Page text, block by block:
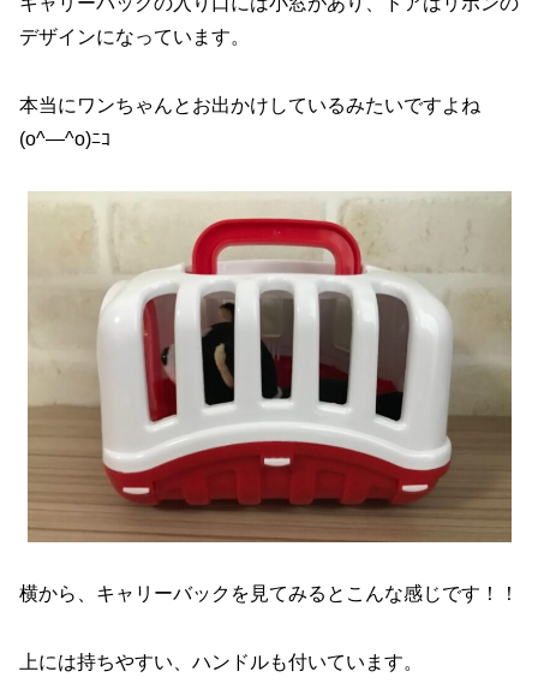
デザインになっています。
本当にワンちゃんとお出かけしているみたいですよね
(o^―^o)ﾆｺ
横から、キャリーバックを見てみるとこんな感じです！！
上には持ちやすい、ハンドルも付いています。